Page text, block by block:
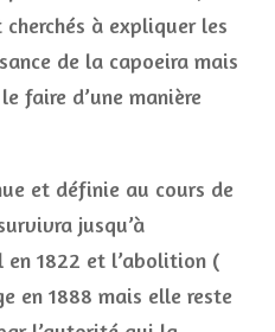
à expliquer les
de la capoeira mais
faire d’une manière
et définie au cours de
jusqu’à
en 1822 et l’abolition (
en 1888 mais elle reste